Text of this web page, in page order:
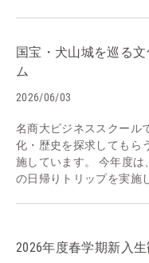
国宝・犬山城を巡る
ム
2026/06/03
名商大ビジネススクール
化・歴史を探求してもら
施しています。 今年度
の日帰りトリップを実施
2026年度春学期新入